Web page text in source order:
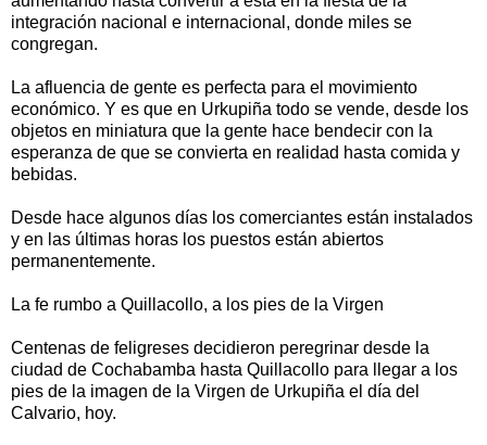
integración nacional e internacional, donde miles se
congregan.
La afluencia de gente es perfecta para el movimiento
económico. Y es que en Urkupiña todo se vende, desde los
objetos en miniatura que la gente hace bendecir con la
esperanza de que se convierta en realidad hasta comida y
bebidas.
Desde hace algunos días los comerciantes están instalados
y en las últimas horas los puestos están abiertos
permanentemente.
La fe rumbo a Quillacollo, a los pies de la Virgen
Centenas de feligreses decidieron peregrinar desde la
ciudad de Cochabamba hasta Quillacollo para llegar a los
pies de la imagen de la Virgen de Urkupiña el día del
Calvario, hoy.